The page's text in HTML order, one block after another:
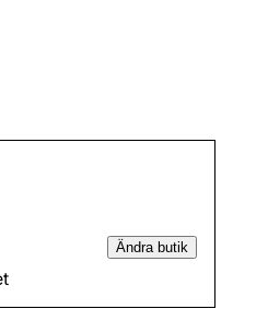
Ändra butik